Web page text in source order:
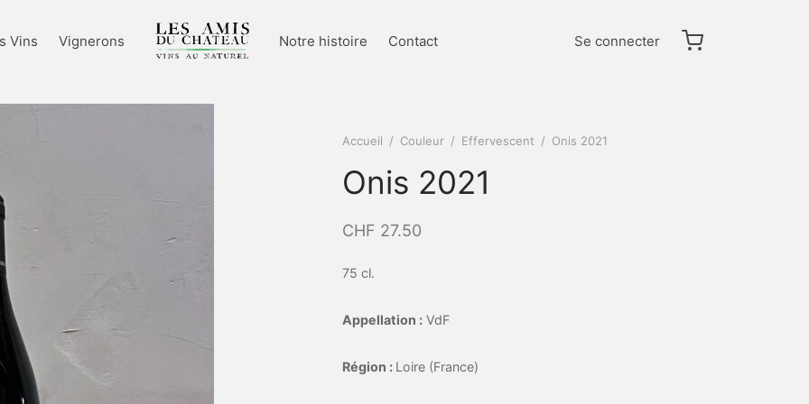
Vins Vignerons Notre histoire Contact Se connecter
Accueil / Couleur / Effervescent / Onis 2021
Onis 2021
CHF 27.50
75 cl.
Appellation : VdF
Région : Loire (France)